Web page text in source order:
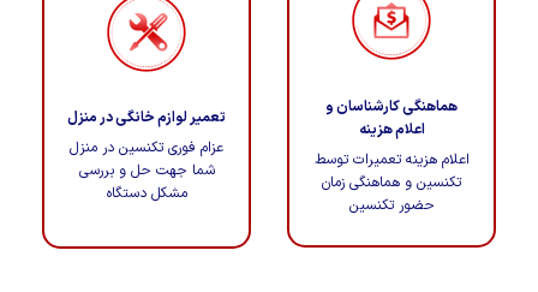
هماهنگی کارشناسان و
اعلام هزینه
اعلام هزینه تعمیرات توسط
تکنسین و هماهنگی زمان
حضور تکنسین
تعمیر لوازم خانگی در منزل
عزام فوری تکنسین در منزل
شما جهت حل و بررسی
مشکل دستگاه